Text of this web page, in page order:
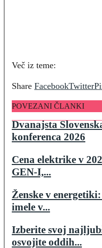
Več iz teme:
Share FacebookTwitter
POVEZANI ČLANKI
Dvanajsta
konferenca 2026
Cena elektrike v
GEN-I,...
Ženske v
imele v...
Izberite svoj
osvojite oddih...